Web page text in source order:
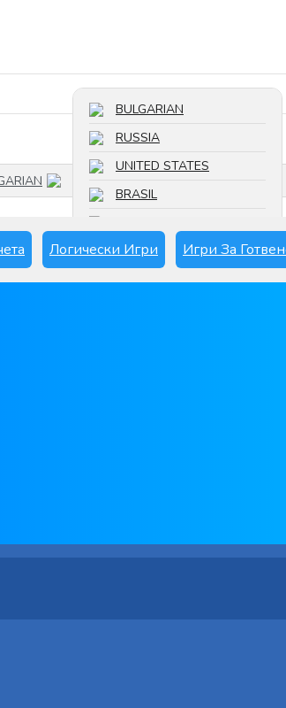
BULGARIAN
RUSSIA
UNITED STATES
BRASIL
SPAIN
Логически Игри Игри За